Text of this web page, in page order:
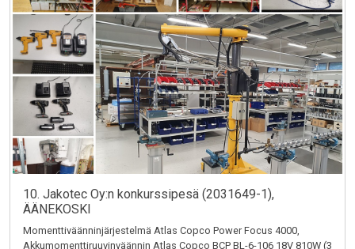
10. Jakotec Oy:n konkurssipesä (2031649-1),
ÄÄNEKOSKI
Momenttiväänninjärjestelmä Atlas Copco Power Focus 4000,
Akkumomenttiruuvinväännin Atlas Copco BCP BL-6-106 18V 810W (3